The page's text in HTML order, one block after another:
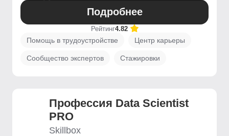
Подробнее
Рейтинг4.82
Помощь в трудоустройстве Центр карьеры
Сообщество экспертов Стажировки
Профессия Data Scientist
PRO
Skillbox